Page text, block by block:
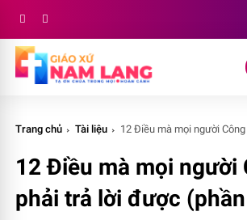
Trang chủ Tài liệu 12 Ðiều mà mọi người Công giáo
12 Ðiều mà mọi người
phải trả lời được